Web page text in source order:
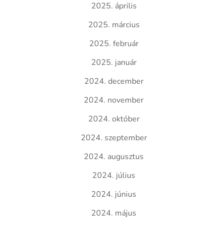
2025. április
2025. március
2025. február
2025. január
2024. december
2024. november
2024. október
2024. szeptember
2024. augusztus
2024. július
2024. június
2024. május